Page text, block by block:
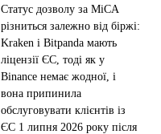
Статус дозволу за MiCA
різниться залежно від біржі:
Kraken і Bitpanda мають
ліцензії ЄС, тоді як у
Binance немає жодної, і
вона припинила
обслуговувати клієнтів із
ЄС 1 липня 2026 року після